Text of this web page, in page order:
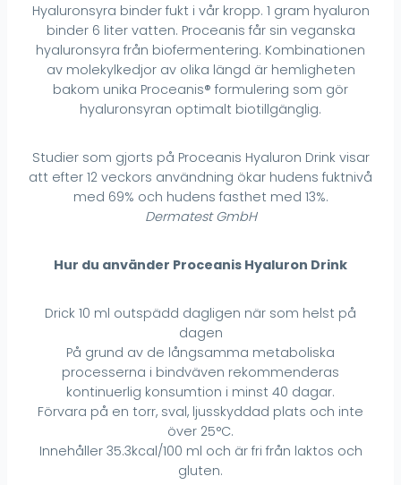
​​Hyaluronsyra binder fukt i vår kropp. 1 gram hyaluron
binder 6 liter vatten. Proceanis får sin veganska
hyaluronsyra från biofermentering. Kombinationen
av molekylkedjor av olika längd är hemligheten
bakom unika Proceanis® formulering som gör
hyaluronsyran optimalt biotillgänglig.
Studier som gjorts på Proceanis Hyaluron Drink visar
att efter 12 veckors användning ökar hudens fuktnivå
med 69% och hudens fasthet med 13%.
Dermatest GmbH
Hur du använder Proceanis Hyaluron Drink
Drick 10 ml outspädd dagligen när som helst på
dagen
På grund av de långsamma metaboliska
processerna i bindväven rekommenderas
kontinuerlig konsumtion i minst 40 dagar.
Förvara på en torr, sval, ljusskyddad plats och inte
över 25°C.
Innehåller 35.3kcal/100 ml och är fri från laktos och
gluten.